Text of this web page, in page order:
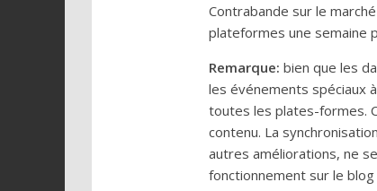
Contrabande sur le
plateformes une semaine
Remarque: bien que les
les événements spéciaux
toutes les plates-formes.
contenu. La
autres améliorations, ne
fonctionnement sur le blog